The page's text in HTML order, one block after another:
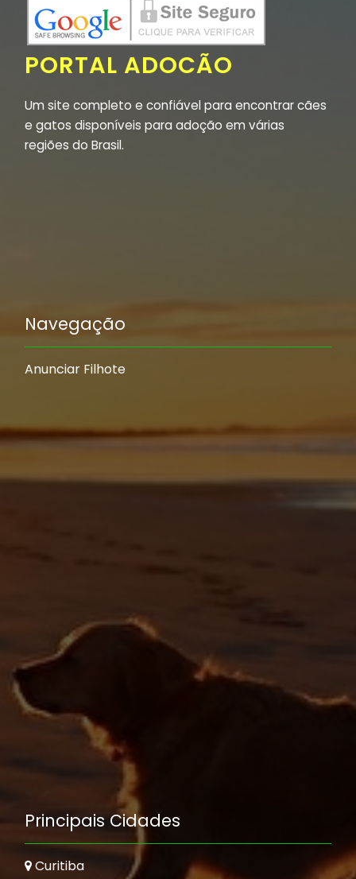
PORTAL ADOCÃO
Um site completo e confiável para encontrar cães
e gatos disponíveis para adoção em várias
regiões do Brasil.
Navegação
Anunciar Filhote
Principais Cidades
Curitiba